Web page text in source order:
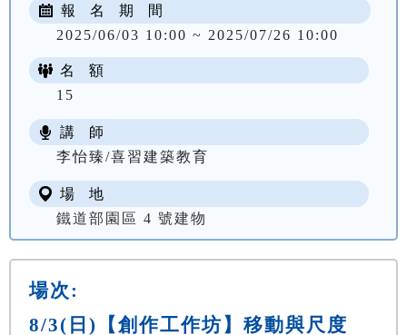
報 名 期 間
2025/06/03 10:00 ~ 2025/07/26 10:00
名 額
15
講 師
李怡臻/喜習建築教育
場 地
鐵道部園區 4 號建物
場次:
8/3(日)【創作工作坊】移動與尺度